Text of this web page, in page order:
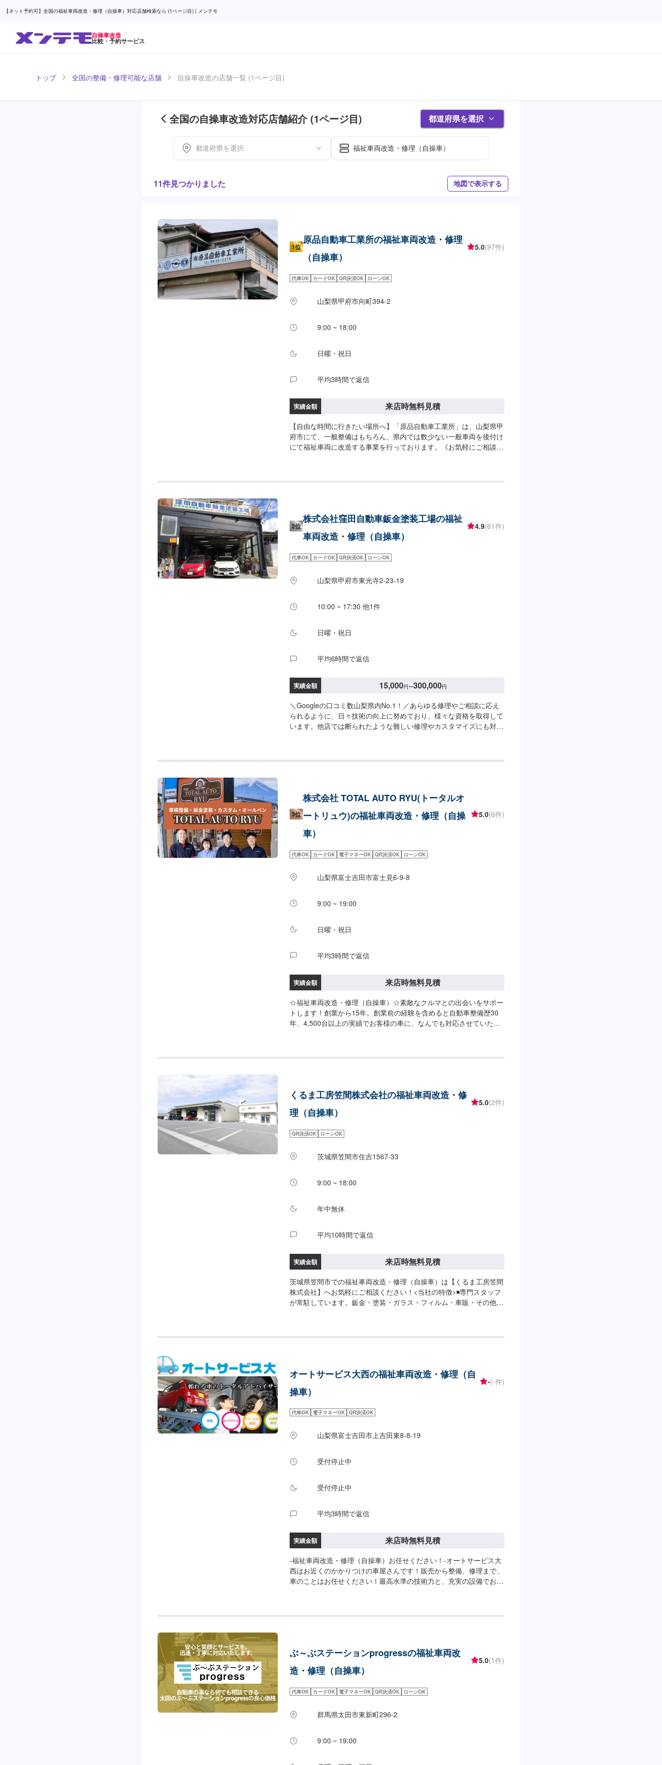
【ネット予約可】全国の福祉車両改造・修理（自操車）対応店舗検索なら (1ページ目) | メンテモ
自操車改造
比較・予約サービス
トップ 全国の整備・修理可能な店舗 自操車改造の店舗一覧 (1ページ目)
全国の自操車改造対応店舗紹介 (1ページ目) 都道府県を選択
都道府県を選択 福祉車両改造・修理（自操車）
11件見つかりました 地図で表示する
1位
原品自動車工業所の福祉車両改造・修理
（自操車）
5.0(97件)
代車OK カードOK QR決済OK ローンOK
山梨県甲府市向町394-2
9:00 ~ 18:00
日曜・祝日
平均3時間で返信
実績金額 来店時無料見積
【自由な時間に行きたい場所へ】「原品自動車工業所」は、山梨県甲
府市にて、一般整備はもちろん、県内では数少ない一般車両を後付け
にて福祉車両に改造する事業を行っております。《お気軽にご相談く
グタイプなどお身体とお車に合わせた装置をお取り付けします。※一
部当社では取付不可の製品もございます。左アクセルは右半身に障害
などがあり、通常のアクセル操作が困難な方に向けた装置です。脱着
左手でのウインカー操作や、片手でハンドルを回せるステアリングノ
ご利用状況に合わせてお取り付けします。運転席への移乗は回転シー
況に合わせてご提案いたします。車いすの収納にお悩みの場合は、車
いす吊り上げリフトやチェアトッパー（屋根上収納装置）などを必要
日〜3ヶ月※お客様のご希望や、車種により、納車時期が異なります。
て》●代車の無料貸し出し有り福祉車両の代車もございますので、福
祉車両をご希望の場合はお申し付けください。《お支払い方法》●現
（Paypay/d払い/auPAY）●ローンローンをご希望のお客様はオファー
備考欄にご記入いただきますと、スムーズにご案内が可能です。よろ
しくお願いいたします。《注意》※写真は見本です。※車種やグレード
などにより、金額・納車時期が変わります。予めご了承ください。
【定休日・営業時間】定休日：日曜日、祝日、第三土曜日営業時間：
2位
株式会社窪田自動車鈑金塗装工場の福祉
車両改造・修理（自操車）
4.9(61件)
代車OK カードOK QR決済OK ローンOK
山梨県甲府市東光寺2-23-19
10:00 ~ 17:30 他1件
日曜・祝日
平均6時間で返信
実績金額 15,000円〜300,000円
＼Googleの口コミ数山梨県内No.1！／あらゆる修理やご相談に応え
られるように、日々技術の向上に努めており、様々な資格を取得して
います。他店では断られたような難しい修理やカスタマイズにも対応
の持ち込み》☑新品パーツの持ち込み可能！オファーにて、お写真や
詳細をお送りください。《代車について》修理・メンテナンス期間中
は代車を無料で手配しております。※ガソリン代はお客様にご負担い
ただきます。《ご利用可能なお支払い方法》☑現金☑クレジットカー
ド（VISA・Master・JCB・AmericanExpress・Diners）☑PayPay☑
交通系ICご希望のお支払い方法がある場合にはオファー備考欄にてお
知らせください。保険をご利用なさるお客様は入庫日にご加入の任意
保険の証券をお持ちください。※写真は見本です。状態や車種などに
より金額が変わりますので、予めご了承ください。【定休日・営業時
3位
株式会社 TOTAL AUTO RYU(トータルオ
ートリュウ)の福祉車両改造・修理（自操
車）
5.0(6件)
代車OK カードOK 電子マネーOK QR決済OK ローンOK
山梨県富士吉田市富士見6-9-8
9:00 ~ 19:00
日曜・祝日
平均3時間で返信
実績金額 来店時無料見積
☆福祉車両改造・修理（自操車）☆素敵なクルマとの出会いをサポー
トします！創業から15年。創業前の経験を含めると自動車整備歴30
年、4,500台以上の実績でお客様の車に、なんでも対応させていただ
日、祝日営業時間：9:00~19:00
くるま工房笠間株式会社の福祉車両改造・修
理（自操車）
5.0(2件)
QR決済OK ローンOK
茨城県笠間市住吉1567-33
9:00 ~ 18:00
年中無休
平均10時間で返信
実績金額 来店時無料見積
茨城県笠間市での福祉車両改造・修理（自操車）は【くるま工房笠間
株式会社】へお気軽にご相談ください！<当社の特徴>◾専門スタッフ
が常駐しています。鈑金・塗装・ガラス・フィルム・車販・その他、
ご提案！>★お安く済ませたい…★お時間があまり取れない…などの
ご相談もお気軽にどうぞ！【1】オファーにてお問い合わせ【2】お見
積り【3】お見積りにご納得いただければ作業開始【4】仕上がり次第
代車をご利用ください。※代車の燃料代はお客様にご負担いただいて
てお越しください。駐車スペースは事務所前の空いているスペースに
お伝えください。ご案内いたします。【定休日・営業時間】定休日：
年中無休（大型連休のみ休み）営業時間：9:00~18:00
オートサービス大西の福祉車両改造・修理（自
操車）
-(-件)
代車OK 電子マネーOK QR決済OK
山梨県富士吉田市上吉田東8-8-19
受付停止中
受付停止中
平均3時間で返信
実績金額 来店時無料見積
-福祉車両改造・修理（自操車）お任せください！-オートサービス大
西はお近くのかかりつけの車屋さんです！販売から整備、修理まで、
車のことはお任せください！最高水準の技術力と、充実の設備でお客
利用ください！【定休日・営業時間】定休日：日曜日、祝日営業時
間：8:30~18:30
ぶ～ぶステーションprogressの福祉車両改
造・修理（自操車）
5.0(1件)
代車OK カードOK 電子マネーOK QR決済OK ローンOK
群馬県太田市東新町296-2
9:00 ~ 19:00